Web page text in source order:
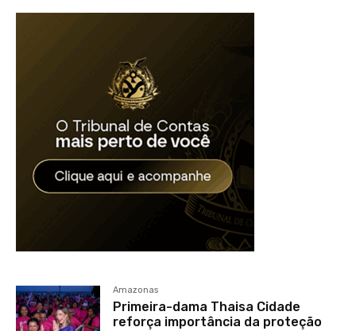
Amazonas
Primeira-dama Thaisa Cidade
reforça importância da proteção